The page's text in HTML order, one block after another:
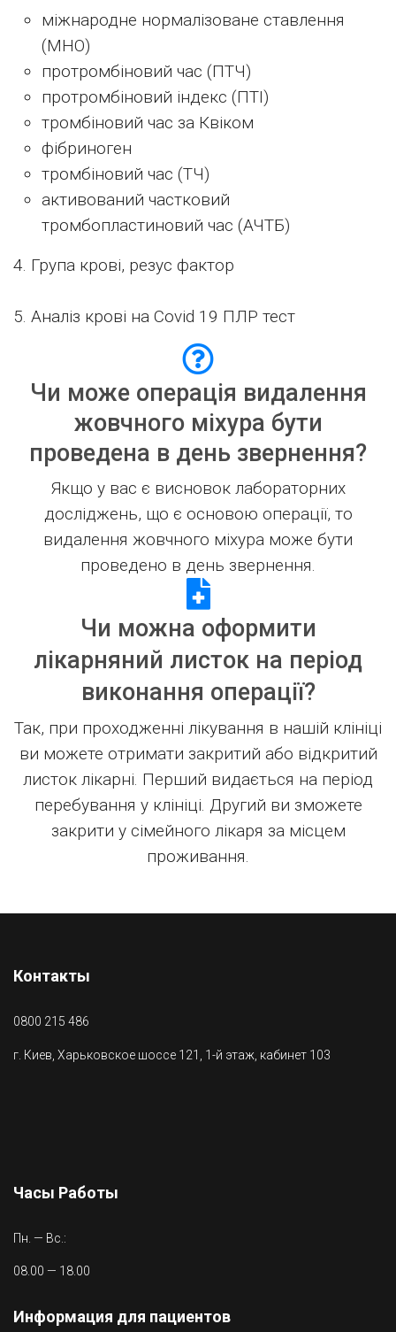
міжнародне нормалізоване ставлення
(МНО)
протромбіновий час (ПТЧ)
протромбіновий індекс (ПТІ)
тромбіновий час за Квіком
фібриноген
тромбіновий час (ТЧ)
активований частковий
тромбопластиновий час (АЧТБ)
4. Група крові, резус фактор
5. Аналіз крові на Covid 19 ПЛР тест
Чи може операція видалення
жовчного міхура бути
проведена в день звернення?
Якщо у вас є висновок лабораторних
досліджень, що є основою операції, то
видалення жовчного міхура може бути
проведено в день звернення.
Чи можна оформити
лікарняний листок на період
виконання операції?
Так, при проходженні лікування в нашій клініці
ви можете отримати закритий або відкритий
листок лікарні. Перший видається на період
перебування у клініці. Другий ви зможете
закрити у сімейного лікаря за місцем
проживання.
Контакты
0800 215 486
г. Киев, Харьковское шоссе 121, 1-й этаж, кабинет 103
Часы Работы
Пн. — Вс.:
08.00 — 18.00
Информация для пациентов